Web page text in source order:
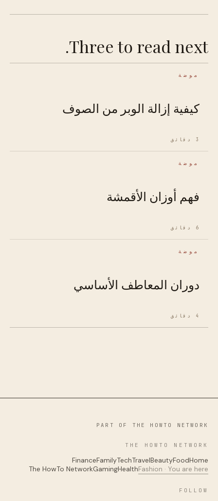
Three to read next.
موضة
كيفية إزالة الوبر من الصوف
3 دقائق
موضة
فهم أوزان الأقمشة
6 دقائق
موضة
دوران المعاطف الأساسي
4 دقائق
PART OF THE HOWTO NETWORK
THE HOWTO NETWORK
Home
Food
Beauty
Travel
Tech
Family
Finance
Fashion · You are here
Health
Gaming
The HowTo Network
FOLLOW